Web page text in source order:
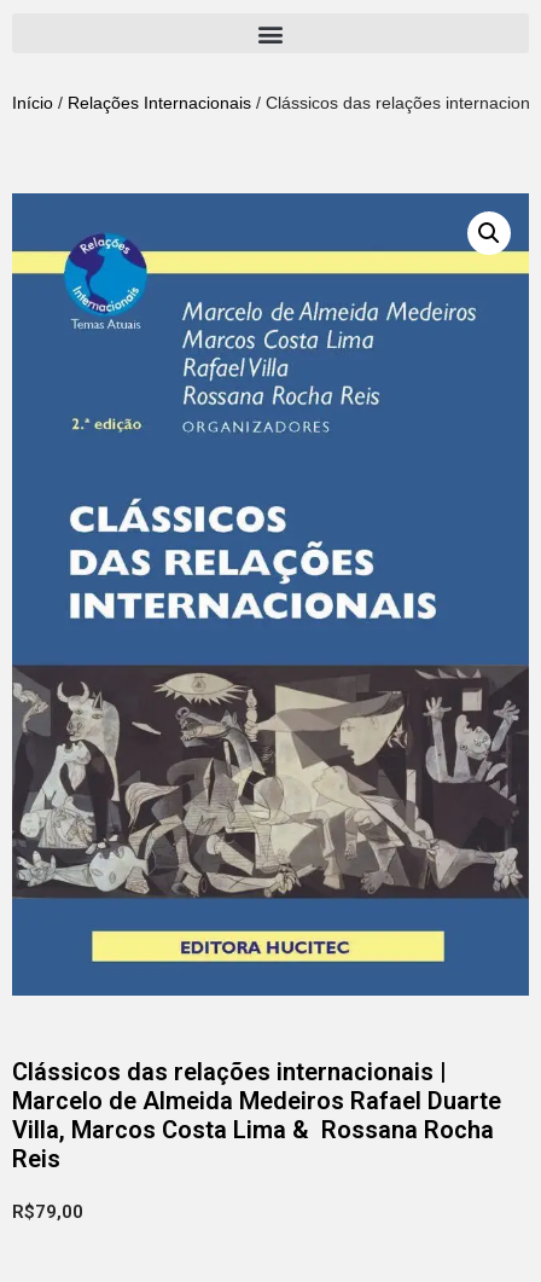
para
Início / Relações Internacionais / Clássicos das relações
Clássicos das relações internacionais |
Marcelo de Almeida Medeiros Rafael Duarte
Villa, Marcos Costa Lima & Rossana Rocha
Reis
R$79,00